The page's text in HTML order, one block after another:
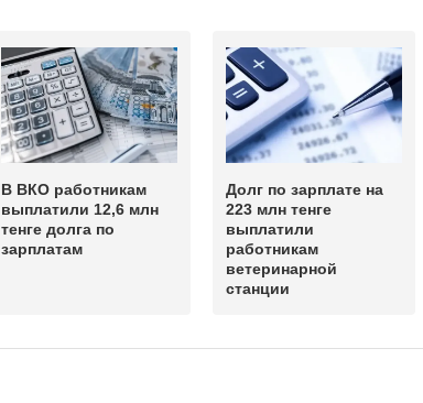
В ВКО работникам
выплатили 12,6 млн
тенге долга по
зарплатам
Долг по зарплате на
223 млн тенге
выплатили
работникам
ветеринарной
станции